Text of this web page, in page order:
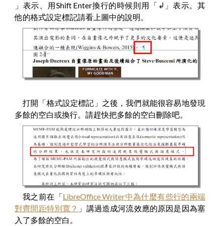
」表示、用Shift Enter換行的時候則用「 ↲ 」表示。其
他的格式設定標記請看上圖中的說明。
打開「格式設定標記」之後，我們就能很容易地發現
多餘的空白或換行。請趕快把多餘的空白刪除吧。
我之前在「LibreOffice Writer中為什麼有些行的兩端
對齊間距特別寬？ 」講過造成河流效應的原因是因為塞
入了多餘的空白。